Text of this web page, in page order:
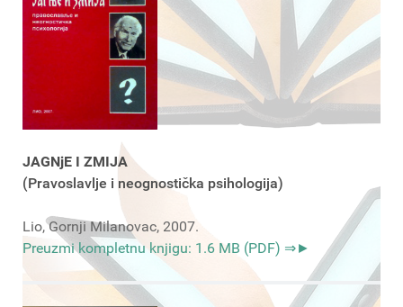
JAGNjE I ZMIJA
(Pravoslavlje i neognostička psihologija)
Lio, Gornji Milanovac, 2007.
Preuzmi kompletnu knjigu: 1.6 MB (PDF) ⇒►